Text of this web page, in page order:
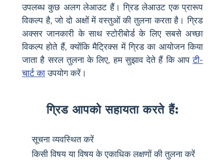
उपलब्ध कुछ अलग लेआउट हैं। ग्रिड लेआउट एक प्रारूप
विकल्प है, जो दो अक्षों में वस्तुओं की तुलना करता है। ग्रिड
अक्सर जानकारी के साथ स्टोरीबोर्ड के लिए सबसे अच्छा
विकल्प होते हैं, क्योंकि मैट्रिक्स में ग्रिड का आयोजन किया
जाता है सरल तुलना के लिए, हम सुझाव देते हैं कि आपटी-
चार्ट काउपयोग करें।
ग्रिड आपको सहायता करते हैं:
सूचना व्यवस्थित करें
किसी विषय या विषय के एकाधिक लक्षणों की तुलना करें